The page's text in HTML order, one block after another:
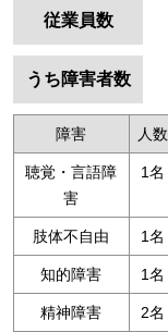
従業員数
うち障害者数
障害 人数
聴覚・言語障
害
1名
肢体不自由 1名
知的障害 1名
精神障害 2名